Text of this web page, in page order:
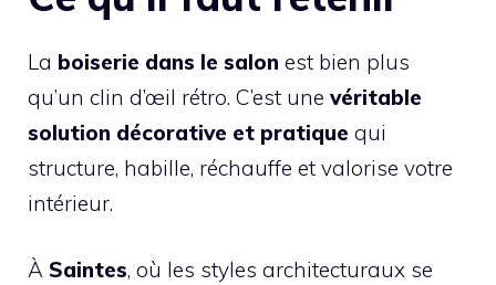
La boiserie dans le salon est bien plus
qu’un clin d’œil rétro. C’est une véritable
solution décorative et pratique qui
structure, habille, réchauffe et valorise votre
intérieur.
À Saintes, où les styles architecturaux se